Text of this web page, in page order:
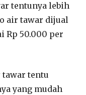
tentunya lebih
air tawar dijual
Rp 50.000 per
tentu
yang mudah